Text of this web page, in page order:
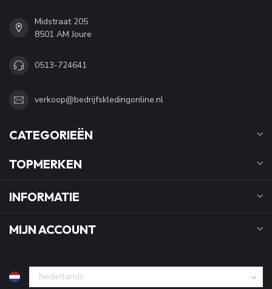
Midstraat 205
8501 AM Joure
0513-724641
verkoop@bedrijfskledingonline.nl
CATEGORIEËN
TOPMERKEN
INFORMATIE
MIJN ACCOUNT